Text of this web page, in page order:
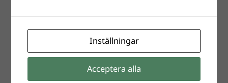
Inställningar
Acceptera alla